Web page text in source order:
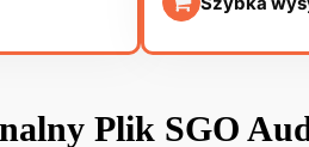
Plik SGO